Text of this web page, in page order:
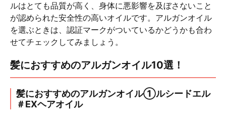
ルはとても品質が高く、身体に悪影響を及ぼさないこと
が認められた安全性の高いオイルです。アルガンオイル
を選ぶときは、認証マークがついているかどうかも合わ
せてチェックしてみましょう。
髪におすすめのアルガンオイル10選！
髪におすすめのアルガンオイル①ルシードエル
＃EXヘアオイル